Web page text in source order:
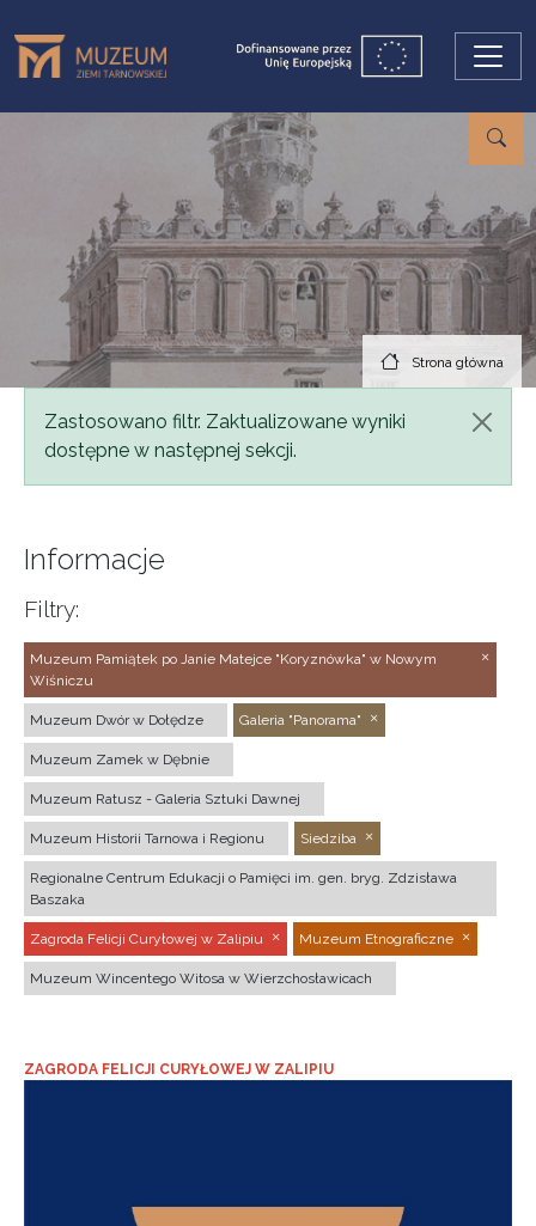
Strona główna
Komunikat
Zastosowano filtr. Zaktualizowane wyniki
dostępne w następnej sekcji.
Informacje
Filtry:
Muzeum Pamiątek po Janie Matejce "Koryznówka" w Nowym
Wiśniczu
Muzeum Dwór w Dołędze Galeria "Panorama"
Muzeum Zamek w Dębnie
Muzeum Ratusz - Galeria Sztuki Dawnej
Muzeum Historii Tarnowa i Regionu Siedziba
Regionalne Centrum Edukacji o Pamięci im. gen. bryg. Zdzisława
Baszaka
Zagroda Felicji Curyłowej w Zalipiu Muzeum Etnograficzne
Muzeum Wincentego Witosa w Wierzchosławicach
ZAGRODA FELICJI CURYŁOWEJ W ZALIPIU